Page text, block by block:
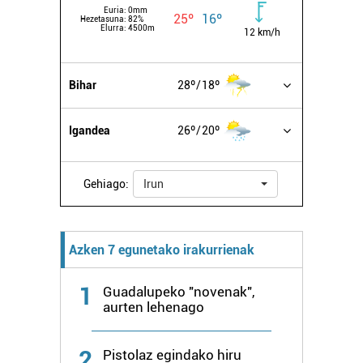
Euria: 0mm
Hezetasuna: 82%
Elurra: 4500m
25º 16º
12 km/h
Bihar 28º 18º
Igandea 26º 20º
Gehiago: Irun
Azken 7 egunetako irakurrienak
1
Guadalupeko "novenak",
aurten lehenago
Pistolaz egindako hiru